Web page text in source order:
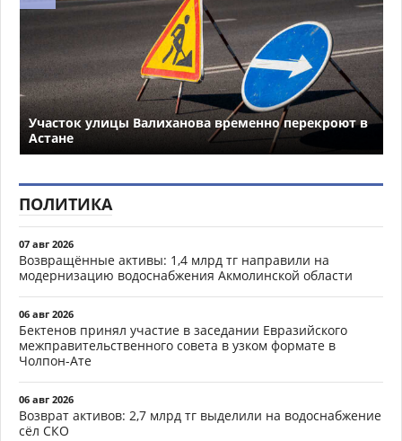
Участок улицы Валиханова временно перекроют в
Астане
ПОЛИТИКА
07 авг 2026
Возвращённые активы: 1,4 млрд тг направили на
модернизацию водоснабжения Акмолинской области
06 авг 2026
Бектенов принял участие в заседании Евразийского
межправительственного совета в узком формате в
Чолпон-Ате
06 авг 2026
Возврат активов: 2,7 млрд тг выделили на водоснабжение
сёл СКО